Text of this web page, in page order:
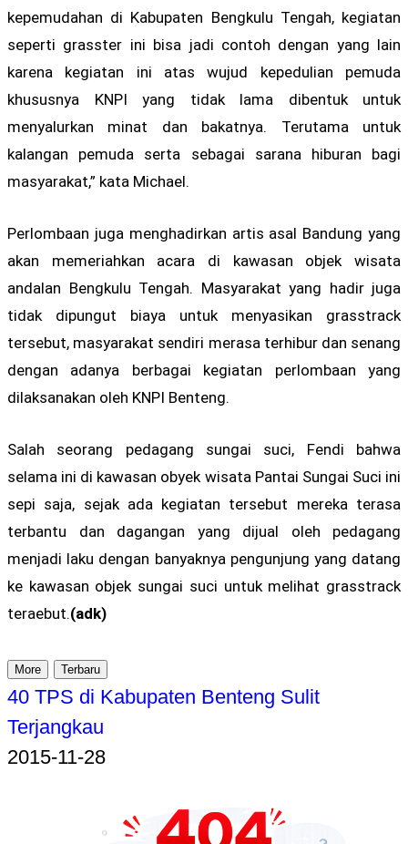
kepemudahan di Kabupaten Bengkulu Tengah, kegiatan
seperti grasster ini bisa jadi contoh dengan yang lain
karena kegiatan ini atas wujud kepedulian pemuda
khususnya KNPI yang tidak lama dibentuk untuk
menyalurkan minat dan bakatnya. Terutama untuk
kalangan pemuda serta sebagai sarana hiburan bagi
masyarakat,” kata Michael.
Perlombaan juga menghadirkan artis asal Bandung yang
akan memeriahkan acara di kawasan objek wisata
andalan Bengkulu Tengah. Masyarakat yang hadir juga
tidak dipungut biaya untuk menyasikan grasstrack
tersebut, masyarakat sendiri merasa terhibur dan senang
dengan adanya berbagai kegiatan perlombaan yang
dilaksanakan oleh KNPI Benteng.
Salah seorang pedagang sungai suci, Fendi bahwa
selama ini di kawasan obyek wisata Pantai Sungai Suci ini
sepi saja, sejak ada kegiatan tersebut mereka terasa
terbantu dan dagangan yang dijual oleh pedagang
menjadi laku dengan banyaknya pengunjung yang datang
ke kawasan objek sungai suci untuk melihat grasstrack
teraebut.(adk)
More Terbaru
40 TPS di Kabupaten Benteng Sulit
Terjangkau
2015-11-28